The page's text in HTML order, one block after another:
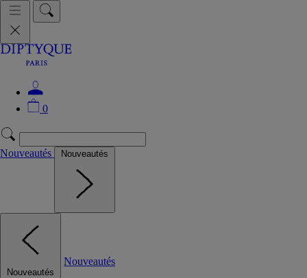
0
Nouveautés Nouveautés
Nouveautés
Nouveautés